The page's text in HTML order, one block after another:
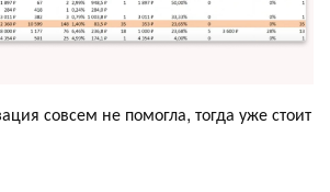
совсем не помогла, тогда уже стоит